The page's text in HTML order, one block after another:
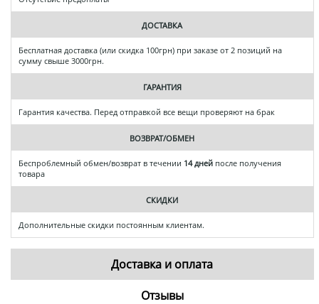
ДОСТАВКА
Бесплатная доставка (или скидка 100грн) при заказе от 2 позиций на
сумму свыше 3000грн.
ГАРАНТИЯ
Гарантия качества. Перед отправкой все вещи проверяют на брак
ВОЗВРАТ/ОБМЕН
Беспроблемный обмен/возврат в течении 14 дней после получения
товара
СКИДКИ
Дополнительные скидки постоянным клиентам.
Доставка и оплата
Отзывы